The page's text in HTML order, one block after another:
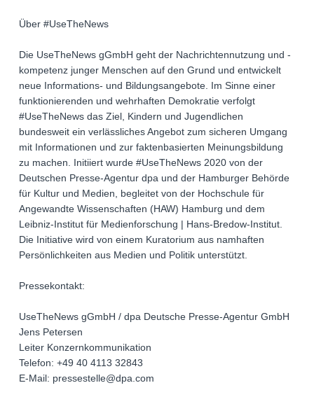
Über #UseTheNews
Die UseTheNews gGmbH geht der Nachrichtennutzung und -
kompetenz junger Menschen auf den Grund und entwickelt
neue Informations- und Bildungsangebote. Im Sinne einer
funktionierenden und wehrhaften Demokratie verfolgt
#UseTheNews das Ziel, Kindern und Jugendlichen
bundesweit ein verlässliches Angebot zum sicheren Umgang
mit Informationen und zur faktenbasierten Meinungsbildung
zu machen. Initiiert wurde #UseTheNews 2020 von der
Deutschen Presse-Agentur dpa und der Hamburger Behörde
für Kultur und Medien, begleitet von der Hochschule für
Angewandte Wissenschaften (HAW) Hamburg und dem
Leibniz-Institut für Medienforschung | Hans-Bredow-Institut.
Die Initiative wird von einem Kuratorium aus namhaften
Persönlichkeiten aus Medien und Politik unterstützt.
Pressekontakt:
UseTheNews gGmbH / dpa Deutsche Presse-Agentur GmbH
Jens Petersen
Leiter Konzernkommunikation
Telefon: +49 40 4113 32843
E-Mail: pressestelle@dpa.com